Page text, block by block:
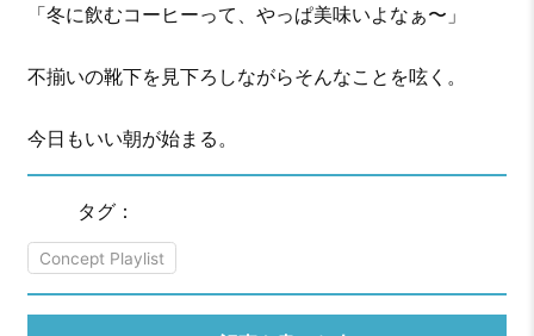
「冬に飲むコーヒーって、やっぱ美味いよなぁ〜」
不揃いの靴下を見下ろしながらそんなことを呟く。
今日もいい朝が始まる。
タグ：
Concept Playlist